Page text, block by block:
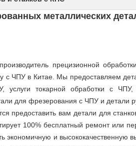
металлических
прецизионной
с ЧПУ в Китае. Мы предоставляем
услуги токарной обработки с
для фрезерования с ЧПУ и детали
предоставить вам детали для
100% бесплатный ремонт или
экономичную и